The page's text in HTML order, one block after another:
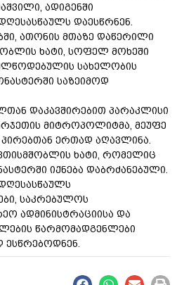
ადიგენში
დაესწრნენ.
ათონის მთაზე დაწერილი
ხატი, სოფელ მოხეში
სახელობის
საზეიმოდ
დაკავშირებით პარაკლისი
მიტროპოლიტმა, მეუფე
ერთად აღავლინა.
ხატი, რომელიც
იქნება დაბრძანებული.
საკრებულოს
ადმინისტრაციისა და
წარმომადგენლები